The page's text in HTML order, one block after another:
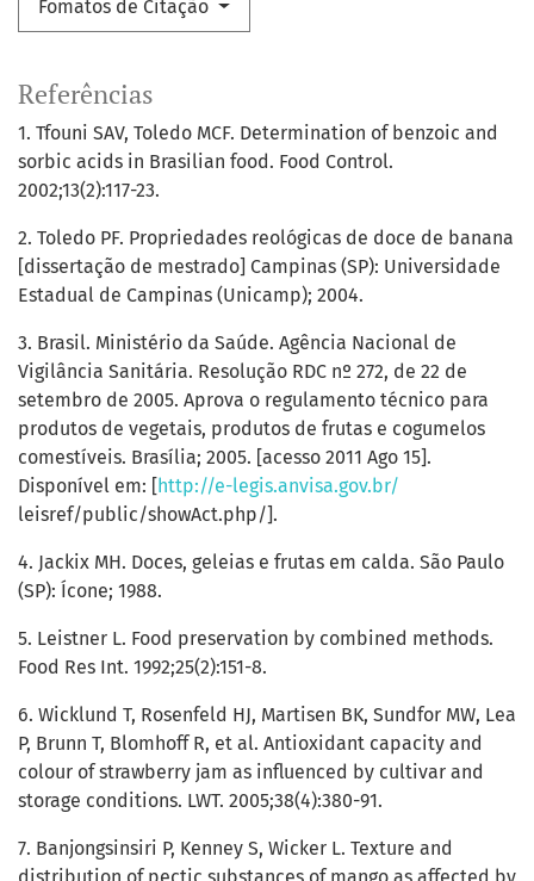
Fomatos de Citação
Referências
1. Tfouni SAV, Toledo MCF. Determination of benzoic and
sorbic acids in Brasilian food. Food Control.
2002;13(2):117-23.
2. Toledo PF. Propriedades reológicas de doce de banana
[dissertação de mestrado] Campinas (SP): Universidade
Estadual de Campinas (Unicamp); 2004.
3. Brasil. Ministério da Saúde. Agência Nacional de
Vigilância Sanitária. Resolução RDC nº 272, de 22 de
setembro de 2005. Aprova o regulamento técnico para
produtos de vegetais, produtos de frutas e cogumelos
comestíveis. Brasília; 2005. [acesso 2011 Ago 15].
Disponível em: [ http://e-legis.anvisa.gov.br/
leisref/public/showAct.php/].
4. Jackix MH. Doces, geleias e frutas em calda. São Paulo
(SP): Ícone; 1988.
5. Leistner L. Food preservation by combined methods.
Food Res Int. 1992;25(2):151-8.
6. Wicklund T, Rosenfeld HJ, Martisen BK, Sundfor MW, Lea
P, Brunn T, Blomhoff R, et al. Antioxidant capacity and
colour of strawberry jam as influenced by cultivar and
storage conditions. LWT. 2005;38(4):380-91.
7. Banjongsinsiri P, Kenney S, Wicker L. Texture and